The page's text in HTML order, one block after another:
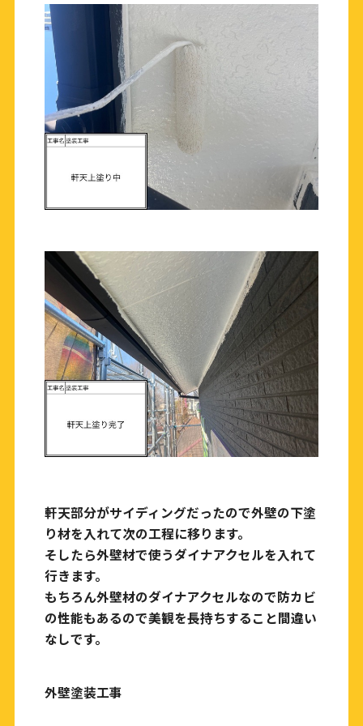
軒天部分がサイディングだったので外壁の下塗
り材を入れて次の工程に移ります。
そしたら外壁材で使うダイナアクセルを入れて
行きます。
もちろん外壁材のダイナアクセルなので防カビ
の性能もあるので美観を長持ちすること間違い
なしです。
外壁塗装工事